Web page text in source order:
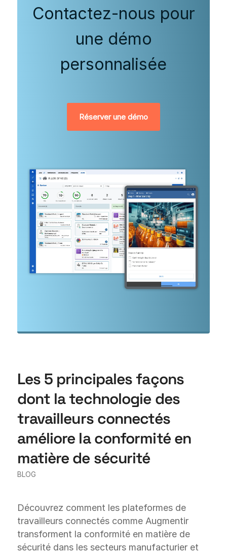
Contactez-nous pour
une démo
personnalisée
Réserver une démo
Les 5 principales façons
dont la technologie des
travailleurs connectés
améliore la conformité en
matière de sécurité
BLOG
Découvrez comment les plateformes de
travailleurs connectés comme Augmentir
transforment la conformité en matière de
sécurité dans les secteurs manufacturier et